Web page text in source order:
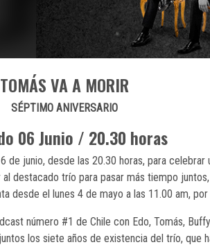
TOMÁS VA A MORIR
SÉPTIMO ANIVERSARIO
06 Junio / 20.30 horas
junio, desde las 20.30 horas, para celebrar
destacado trío para pasar más tiempo
desde el lunes 4 de mayo a las 11.00 am,
número #1 de Chile con Edo, Tomás,
los siete años de existencia del trío, que